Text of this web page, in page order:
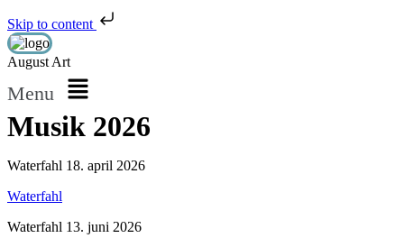
Skip to content
August Art
Menu
Musik 2026
Waterfahl 18. april 2026
Waterfahl
Waterfahl 13. juni 2026